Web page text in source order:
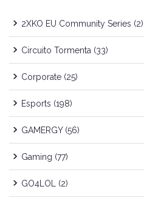
2XKO EU Community Series (2)
Circuito Tormenta (33)
Corporate (25)
Esports (198)
GAMERGY(56)
Gaming (77)
GO4LOL (2)